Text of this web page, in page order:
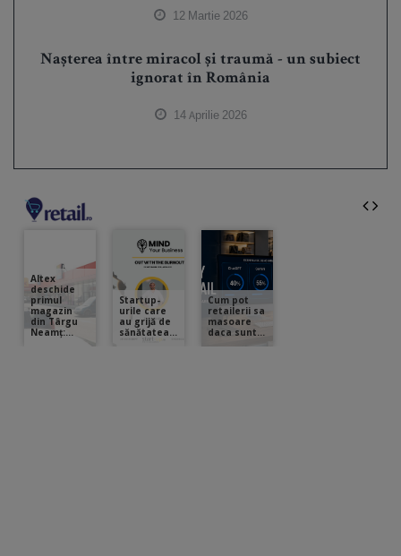
12 Martie 2026
Nașterea între miracol și traumă - un subiect
ignorat în România
14 Aprilie 2026